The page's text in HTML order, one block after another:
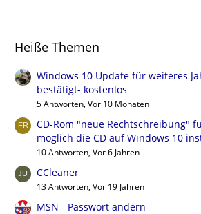
Heiße Themen
Windows 10 Update für weiteres
bestätigt- kostenlos
5 Antworten, Vor 10 Monaten
CD-Rom "neue Rechtschreibung"
möglich die CD auf Windows 10
10 Antworten, Vor 6 Jahren
CCleaner
13 Antworten, Vor 19 Jahren
MSN - Passwort ändern